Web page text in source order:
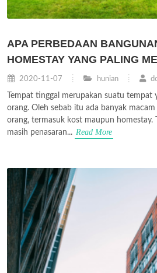
APA PERBEDAAN
HOMESTAY YANG PALING
2020-11-07 hunian
Tempat tinggal merupakan suatu tempat
orang. Oleh sebab itu ada banyak
orang, termasuk kost maupun homestay.
masih penasaran... Read More